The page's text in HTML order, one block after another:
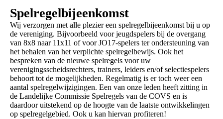
Spelregelbijeenkomst
Wij verzorgen met alle plezier een spelregelbijeenkomst bij u op
de vereniging. Bijvoorbeeld voor jeugdspelers bij de overgang
van 8x8 naar 11x11 of voor JO17-spelers ter ondersteuning van
het behalen van het verplichte spelregelbewijs. Ook het
bespreken van de nieuwe spelregels voor uw
verenigingsscheidsrechters, trainers, leiders en/of selectiespelers
behoort tot de mogelijkheden. Regelmatig is er toch weer een
aantal spelregelwijzigingen. Een van onze leden heeft zitting in
de Landelijke Commissie Spelregels van de COVS en is
daardoor uitstekend op de hoogte van de laatste ontwikkelingen
op spelregelgebied. Ook u kan hiervan profiteren!